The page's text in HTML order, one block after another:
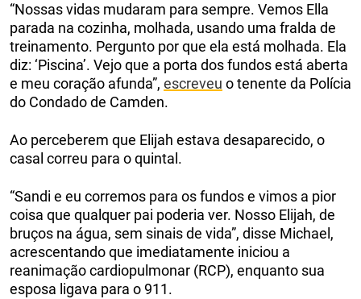
“Nossas vidas mudaram para sempre. Vemos Ella
parada na cozinha, molhada, usando uma fralda de
treinamento. Pergunto por que ela está molhada. Ela
diz: ‘Piscina’. Vejo que a porta dos fundos está aberta
e meu coração afunda”, escreveu o tenente da Polícia
do Condado de Camden.
Ao perceberem que Elijah estava desaparecido, o
casal correu para o quintal.
“Sandi e eu corremos para os fundos e vimos a pior
coisa que qualquer pai poderia ver. Nosso Elijah, de
bruços na água, sem sinais de vida”, disse Michael,
acrescentando que imediatamente iniciou a
reanimação cardiopulmonar (RCP), enquanto sua
esposa ligava para o 911.